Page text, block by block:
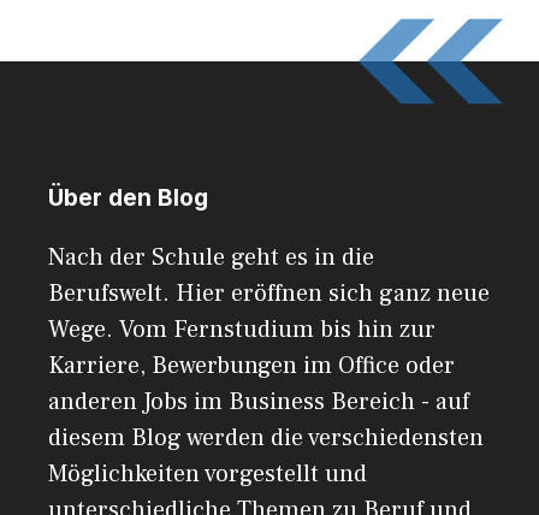
Über den Blog
Nach der Schule geht es in die
Berufswelt. Hier eröffnen sich ganz neue
Wege. Vom Fernstudium bis hin zur
Karriere, Bewerbungen im Office oder
anderen Jobs im Business Bereich - auf
diesem Blog werden die verschiedensten
Möglichkeiten vorgestellt und